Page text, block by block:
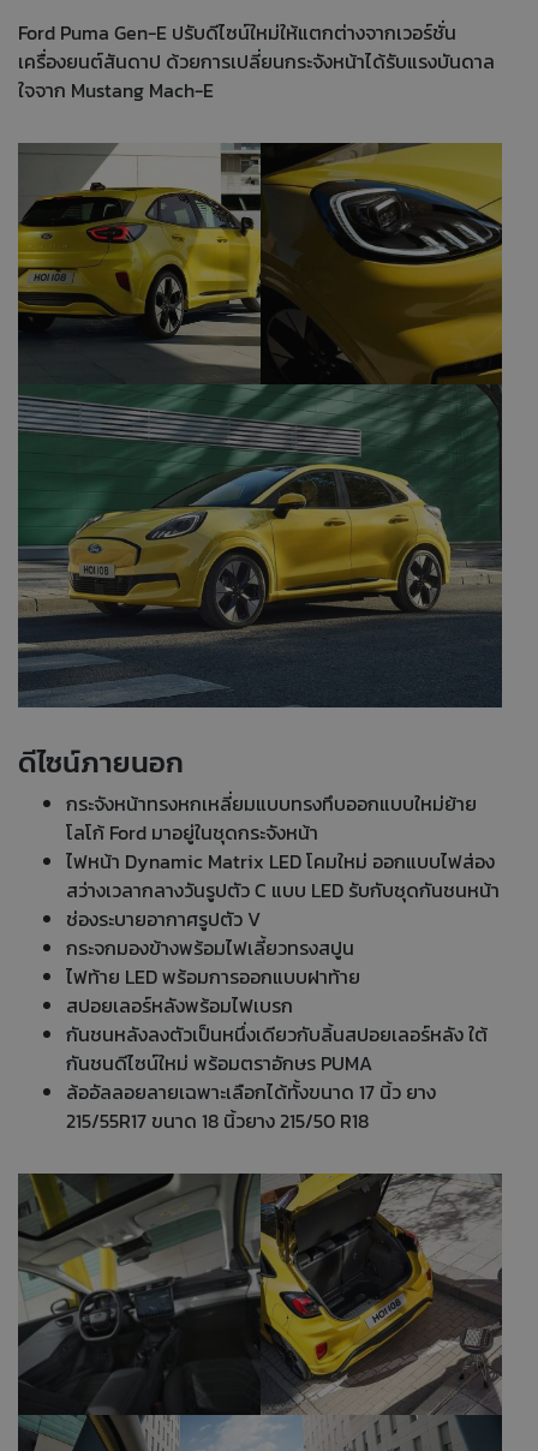
Ford Puma Gen-E ปรับดีไซน์ใหม่ให้แตกต่างจากเวอร์ชั่น
เครื่องยนต์สันดาป ด้วยการเปลี่ยนกระจังหน้าได้รับแรงบันดาล
ใจจาก Mustang Mach-E
ดีไซน์ภายนอก
กระจังหน้าทรงหกเหลี่ยมแบบทรงทึบออกแบบใหม่ย้าย
โลโก้ Ford มาอยู่ในชุดกระจังหน้า
ไฟหน้า Dynamic Matrix LED โคมใหม่ ออกแบบไฟส่อง
สว่างเวลากลางวันรูปตัว C แบบ LED รับกับชุดกันชนหน้า
ช่องระบายอากาศรูปตัว V
กระจกมองข้างพร้อมไฟเลี้ยวทรงสปูน
ไฟท้าย LED พร้อมการออกแบบฝาท้าย
สปอยเลอร์หลังพร้อมไฟเบรก
กันชนหลังลงตัวเป็นหนึ่งเดียวกับลิ้นสปอยเลอร์หลัง ใต้
กันชนดีไซน์ใหม่ พร้อมตราอักษร PUMA
ล้ออัลลอยลายเฉพาะเลือกได้ทั้งขนาด 17 นิ้ว ยาง
215/55R17 ขนาด 18 นิ้วยาง 215/50 R18